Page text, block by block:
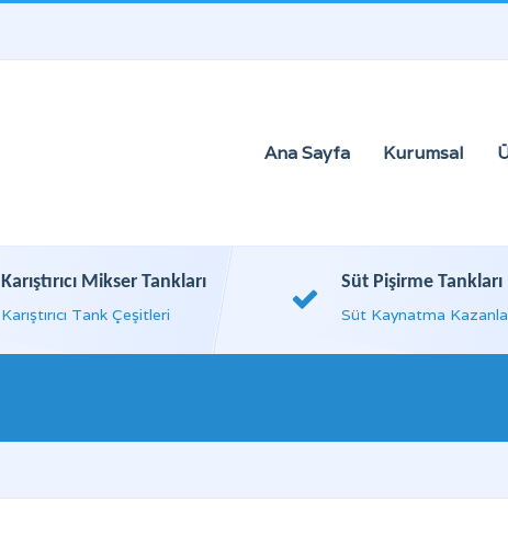
Ana Sayfa Kurumsal
Karıştırıcı Mikser Tankları
Karıştırıcı Tank Çeşitleri
Süt Pişirme Tankları
Süt Kaynatma